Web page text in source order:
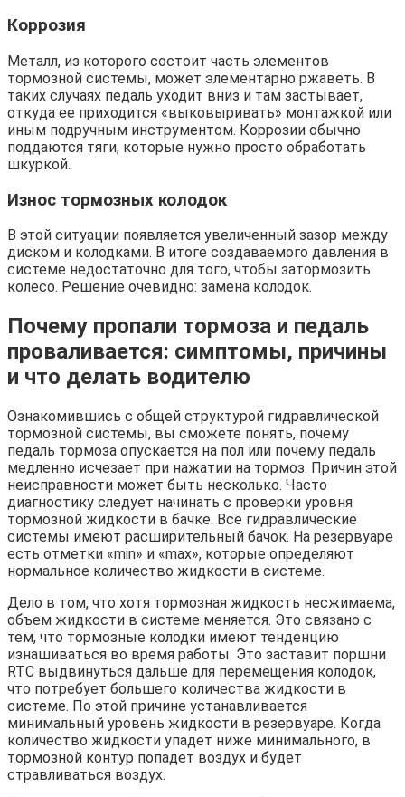
Коррозия
Металл, из которого состоит часть элементов
тормозной системы, может элементарно ржаветь. В
таких случаях педаль уходит вниз и там застывает,
откуда ее приходится «выковыривать» монтажкой или
иным подручным инструментом. Коррозии обычно
поддаются тяги, которые нужно просто обработать
шкуркой.
Износ тормозных колодок
В этой ситуации появляется увеличенный зазор между
диском и колодками. В итоге создаваемого давления в
системе недостаточно для того, чтобы затормозить
колесо. Решение очевидно: замена колодок.
Почему пропали тормоза и педаль
проваливается: симптомы, причины
и что делать водителю
Ознакомившись с общей структурой гидравлической
тормозной системы, вы сможете понять, почему
педаль тормоза опускается на пол или почему педаль
медленно исчезает при нажатии на тормоз. Причин этой
неисправности может быть несколько. Часто
диагностику следует начинать с проверки уровня
тормозной жидкости в бачке. Все гидравлические
системы имеют расширительный бачок. На резервуаре
есть отметки «min» и «max», которые определяют
нормальное количество жидкости в системе.
Дело в том, что хотя тормозная жидкость несжимаема,
объем жидкости в системе меняется. Это связано с
тем, что тормозные колодки имеют тенденцию
изнашиваться во время работы. Это заставит поршни
RTC выдвинуться дальше для перемещения колодок,
что потребует большего количества жидкости в
системе. По этой причине устанавливается
минимальный уровень жидкости в резервуаре. Когда
количество жидкости упадет ниже минимального, в
тормозной контур попадет воздух и будет
стравливаться воздух.